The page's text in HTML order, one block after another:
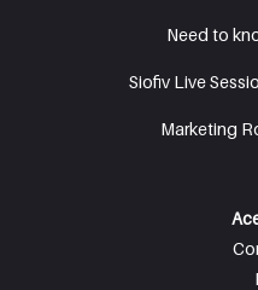
Need to
Siofiv Live
Marketing